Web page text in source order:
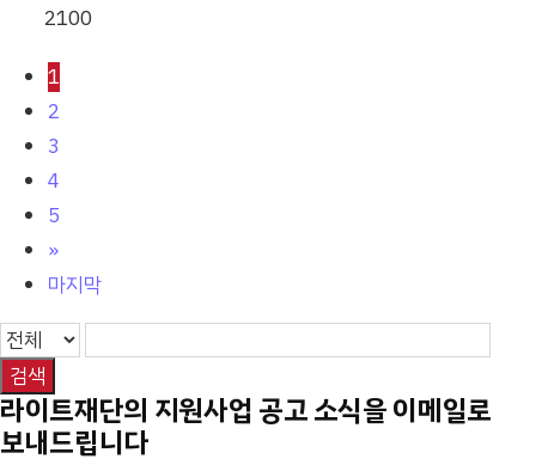
2100
1
2
3
4
5
»
마지막
검색
라이트재단의 지원사업 공고 소식을 이메일로
보내드립니다